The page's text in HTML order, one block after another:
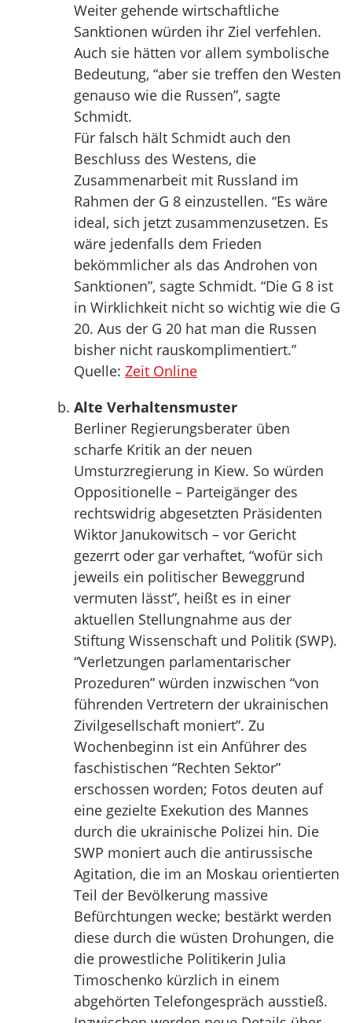
Weiter gehende wirtschaftliche
Sanktionen würden ihr Ziel verfehlen.
Auch sie hätten vor allem symbolische
Bedeutung, “aber sie treffen den Westen
genauso wie die Russen”, sagte
Schmidt.
Für falsch hält Schmidt auch den
Beschluss des Westens, die
Zusammenarbeit mit Russland im
Rahmen der G 8 einzustellen. “Es wäre
ideal, sich jetzt zusammenzusetzen. Es
wäre jedenfalls dem Frieden
bekömmlicher als das Androhen von
Sanktionen”, sagte Schmidt. “Die G 8 ist
in Wirklichkeit nicht so wichtig wie die G
20. Aus der G 20 hat man die Russen
bisher nicht rauskomplimentiert.”
Quelle: Zeit Online
Alte Verhaltensmuster
Berliner Regierungsberater üben
scharfe Kritik an der neuen
Umsturzregierung in Kiew. So würden
Oppositionelle – Parteigänger des
rechtswidrig abgesetzten Präsidenten
Wiktor Janukowitsch – vor Gericht
gezerrt oder gar verhaftet, “wofür sich
jeweils ein politischer Beweggrund
vermuten lässt”, heißt es in einer
aktuellen Stellungnahme aus der
Stiftung Wissenschaft und Politik (SWP).
“Verletzungen parlamentarischer
Prozeduren” würden inzwischen “von
führenden Vertretern der ukrainischen
Zivilgesellschaft moniert”. Zu
Wochenbeginn ist ein Anführer des
faschistischen “Rechten Sektor”
erschossen worden; Fotos deuten auf
eine gezielte Exekution des Mannes
durch die ukrainische Polizei hin. Die
SWP moniert auch die antirussische
Agitation, die im an Moskau orientierten
Teil der Bevölkerung massive
Befürchtungen wecke; bestärkt werden
diese durch die wüsten Drohungen, die
die prowestliche Politikerin Julia
Timoschenko kürzlich in einem
abgehörten Telefongespräch ausstieß.